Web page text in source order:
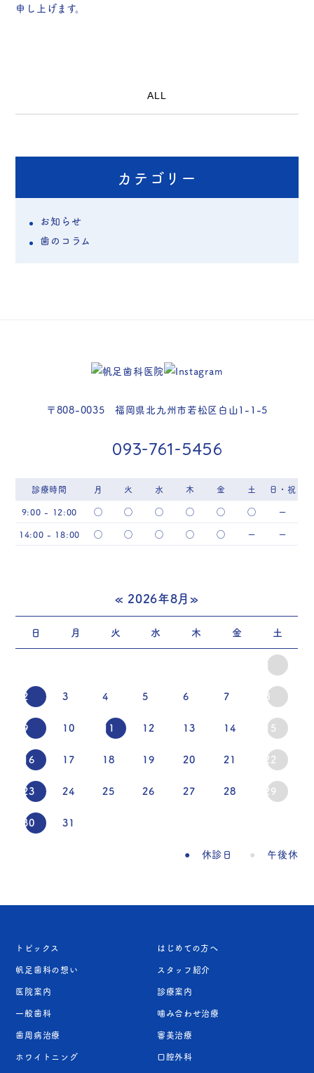
申し上げます。
ALL
カテゴリー
お知らせ
歯のコラム
〒808-0035 福岡県北九州市若松区白山1-1-5
093-761-5456
診療時間 月 火 水 木 金 土
日・祝
9:00 - 12:00
◯ ◯ ◯ ◯ ◯ ◯
ー
14:00 - 18:00
◯ ◯ ◯ ◯ ◯ ー ー
« 2026年8月 »
日 月 火 水 木 金 土
1
2 3 4 5 6 7 8
9 10 11 12 13 14 15
16 17 18 19 20 21 22
23 24 25 26 27 28 29
30 31
休診日 午後休
トピックス
はじめての方へ
帆足歯科の想い
スタッフ紹介
医院案内
診療案内
一般歯科
噛み合わせ治療
歯周病治療
審美治療
ホワイトニング
口腔外科